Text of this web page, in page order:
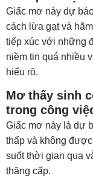
Giấc mơ này dự
cách lừa gạt và
tiếp xúc với những
niềm tin quá nhiều
hiểu rõ.
Mơ thấy sinh
trong công
Giấc mơ này là dự
thấp và không
suốt thời gian qua
thăng cấp.